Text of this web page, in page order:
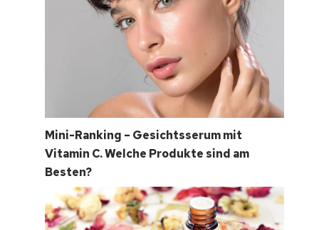
Mini-Ranking – Gesichtsserum mit
Vitamin C. Welche Produkte sind am
Besten?